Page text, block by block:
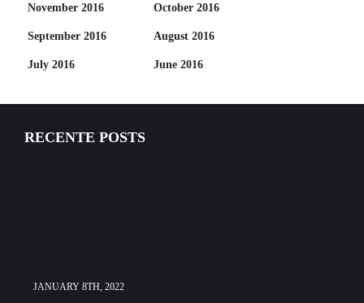
November 2016 October 2016
September 2016 August 2016
July 2016 June 2016
RECENTE POSTS
JANUARY 8TH, 2022